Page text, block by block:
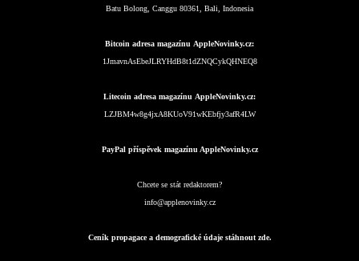
Batu Bolong, Canggu 80361, Bali, Indonesia
Bitcoin adresa magazínu AppleNovinky.cz:
1JmavnAsEbeJLRYHdB8t1dZNQCykQHNEQ8
Litecoin adresa magazínu AppleNovinky.cz:
LZJBM4w8g4jxA8KUoV91wKEbfjy3afR4LW
PayPal příspěvek magazínu AppleNovinky.cz
Chcete se stát redaktorem?
info@applenovinky.cz
Ceník propagace a demografické údaje stáhnout zde.